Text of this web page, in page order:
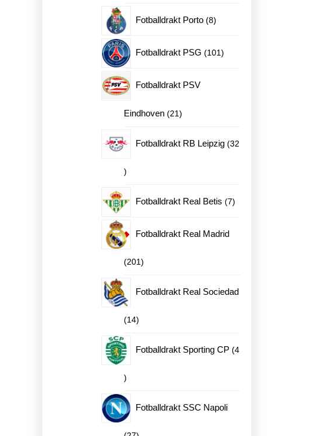
Fotballdrakt Porto 88
Fotballdrakt PSG 101101
Fotballdrakt PSV
Eindhoven 2121
Fotballdrakt RB Leipzig 32
32
produkter
Fotballdrakt Real Betis 77
Fotballdrakt Real Madrid
201201
produkter
Fotballdrakt Real Sociedad
1414
produkter
Fotballdrakt Sporting CP 4
4
produkter
Fotballdrakt SSC Napoli